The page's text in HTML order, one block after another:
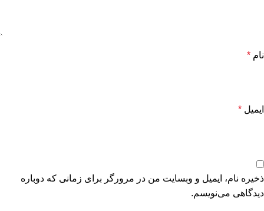
نام *
ایمیل *
ذخیره نام، ایمیل و وبسایت من در مرورگر برای زمانی که دوباره
دیدگاهی می‌نویسم.